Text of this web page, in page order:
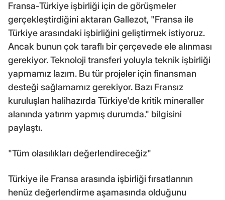
Fransa-Türkiye işbirliği için de görüşmeler
gerçekleştirdiğini aktaran Gallezot, "Fransa ile
Türkiye arasındaki işbirliğini geliştirmek istiyoruz.
Ancak bunun çok taraflı bir çerçevede ele alınması
gerekiyor. Teknoloji transferi yoluyla teknik işbirliği
yapmamız lazım. Bu tür projeler için finansman
desteği sağlamamız gerekiyor. Bazı Fransız
kuruluşları halihazırda Türkiye'de kritik mineraller
alanında yatırım yapmış durumda." bilgisini
paylaştı.
"Tüm olasılıkları değerlendireceğiz"
Türkiye ile Fransa arasında işbirliği fırsatlarının
henüz değerlendirme aşamasında olduğunu